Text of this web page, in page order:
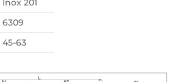
Inox 201
6309
45-63